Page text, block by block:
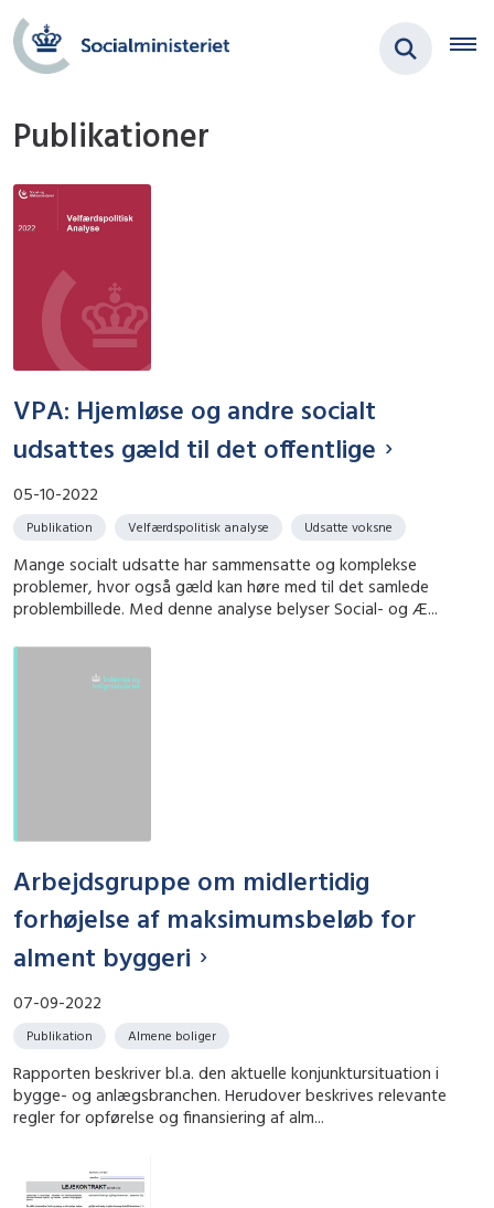
Publikationer
VPA: Hjemløse og andre socialt
udsattes gæld til det offentlige
05-10-2022
Publikation Velfærdspolitisk analyse Udsatte voksne
Mange socialt udsatte har sammensatte og komplekse
problemer, hvor også gæld kan høre med til det samlede
problembillede. Med denne analyse belyser Social- og Æ...
Arbejdsgruppe om midlertidig
forhøjelse af maksimumsbeløb for
alment byggeri
07-09-2022
Publikation Almene boliger
Rapporten beskriver bl.a. den aktuelle konjunktursituation i
bygge- og anlægsbranchen. Herudover beskrives relevante
regler for opførelse og finansiering af alm...